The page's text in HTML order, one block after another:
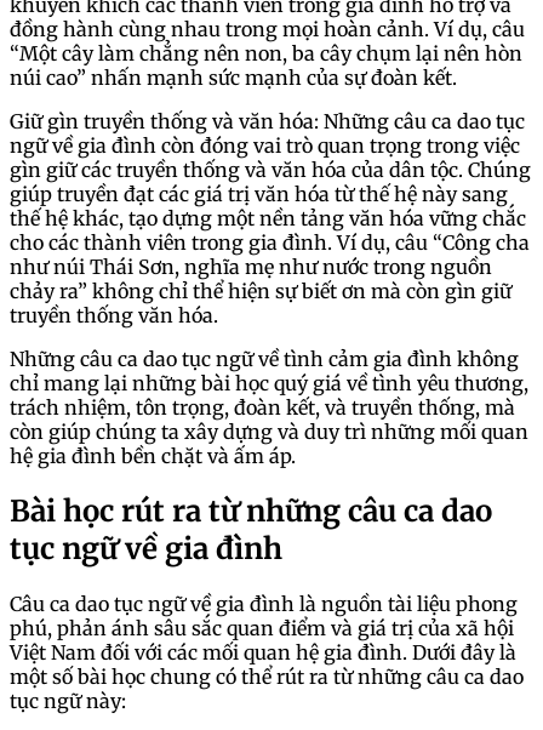
đồng hành cùng nhau trong mọi hoàn cảnh. Ví dụ, câu
“Một cây làm chẳng nên non, ba cây chụm lại nên hòn
núi cao” nhấn mạnh sức mạnh của sự đoàn kết.
Giữ gìn truyền thống và văn hóa: Những câu ca dao tục
ngữ về gia đình còn đóng vai trò quan trọng trong việc
gìn giữ các truyền thống và văn hóa của dân tộc. Chúng
giúp truyền đạt các giá trị văn hóa từ thế hệ này sang
thế hệ khác, tạo dựng một nền tảng văn hóa vững chắc
cho các thành viên trong gia đình. Ví dụ, câu “Công cha
như núi Thái Sơn, nghĩa mẹ như nước trong nguồn
chảy ra” không chỉ thể hiện sự biết ơn mà còn gìn giữ
truyền thống văn hóa.
Những câu ca dao tục ngữ về tình cảm gia đình không
chỉ mang lại những bài học quý giá về tình yêu thương,
trách nhiệm, tôn trọng, đoàn kết, và truyền thống, mà
còn giúp chúng ta xây dựng và duy trì những mối quan
hệ gia đình bền chặt và ấm áp.
Bài học rút ra từ những câu ca dao
tục ngữ về gia đình
Câu ca dao tục ngữ về gia đình là nguồn tài liệu phong
phú, phản ánh sâu sắc quan điểm và giá trị của xã hội
Việt Nam đối với các mối quan hệ gia đình. Dưới đây là
một số bài học chung có thể rút ra từ những câu ca dao
tục ngữ này: